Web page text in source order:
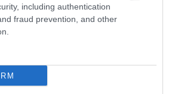
including authentication
fraud prevention, and other